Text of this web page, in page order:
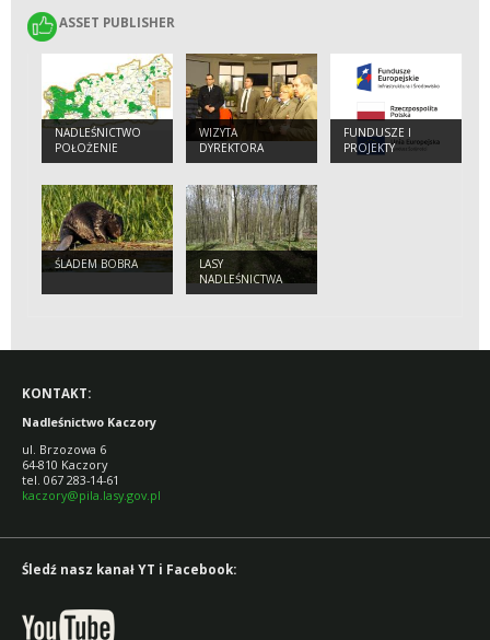
ASSET PUBLISHER
ASSET PUBLISHER
NADLEŚNICTWO
POŁOŻENIE
WIZYTA
DYREKTORA
GENERALNEGO.
FUNDUSZE I
PROJEKTY
ŚLADEM BOBRA
LASY
NADLEŚNICTWA
KACZORY
KONTAKT:
Nadleśnictwo Kaczory
ul. Brzozowa 6
64-810 Kaczory
tel. 067 283-14-61
kaczory@pila.lasy.gov.pl
Śledź nasz kanał YT i Facebook: